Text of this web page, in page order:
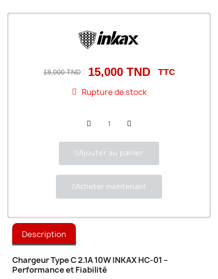
18,000 TND 15,000 TND TTC
Rupture de stock
Ajouter au panier
Acheter maintenant
Description
Chargeur Type C 2.1A 10W INKAX HC-01 –
Performance et Fiabilité